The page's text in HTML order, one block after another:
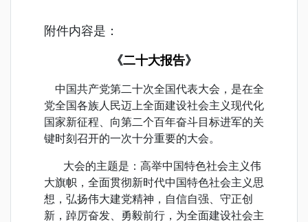
附件内容是：
《二十大报告》
中国共产党第二十次全国代表大会，是在全
党全国各族人民迈上全面建设社会主义现代化
国家新征程、向第二个百年奋斗目标进军的关
键时刻召开的一次十分重要的大会。
大会的主题是：高举中国特色社会主义伟
大旗帜，全面贯彻新时代中国特色社会主义思
想，弘扬伟大建党精神，自信自强、守正创
新，踔厉奋发、勇毅前行，为全面建设社会主